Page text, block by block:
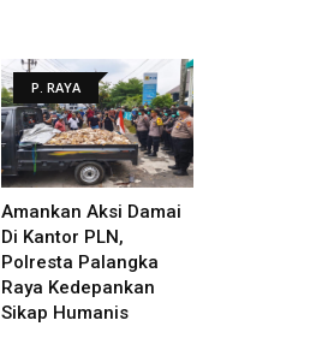
P. RAYA
Amankan Aksi Damai
Di Kantor PLN,
Polresta Palangka
Raya Kedepankan
Sikap Humanis